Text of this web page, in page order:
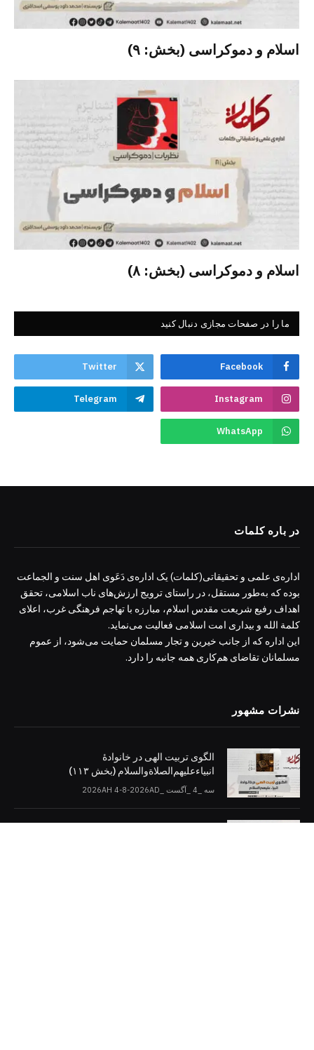
اسلام و دموکراسی (بخش: ۹)
اسلام و دموکراسی (بخش: ۸)
ما را در صفحات مجازی دنبال کنید
Facebook
Twitter
Instagram
Telegram
WhatsApp
در باره کلمات
اداره‌ی علمی و تحقیقاتی(کلمات) یک اداره‌ی دَعَوی اهل سنت و الجماعت
بوده که به‌طور مستقل، در راستای ترویج ارزش‌های ناب اسلامی، تحقق
اهداف رفیع شریعت مقدس اسلام، مبارزه با تهاجم فرهنگی غرب، اعلای
کلمة الله و بیداری امت اسلامی فعالیت می‌نماید.
این اداره که از جانب خیرین و تجار مسلمان حمایت می‌شود، از عموم
مسلمانان تقاضای هم‌کاری همه جانبه را دارد.
نشرات مشهور
الگوی تربیت الهی در خانوادۀ
انبیاءعلیهم‌الصلاةو‌السلام (بخش ۱۱۳)
سه _4 _آگست _2026AH 4-8-2026AD